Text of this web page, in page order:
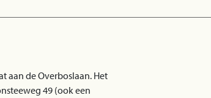
aan de Overboslaan. Het
49 (ook een